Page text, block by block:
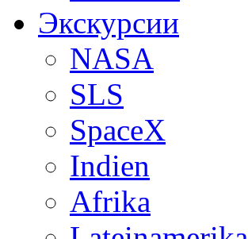
Экскурсии
NASA
SLS
SpaceX
Indien
Afrika